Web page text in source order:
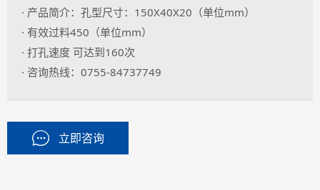
· 产品简介：孔型尺寸：150X40X20（单位mm）
· 有效过料450（单位mm）
· 打孔速度 可达到160次
· 咨询热线：0755-84737749
立即咨询